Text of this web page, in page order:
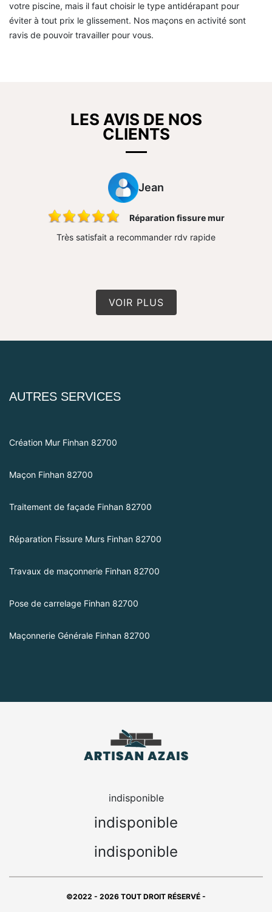
votre piscine, mais il faut choisir le type antidérapant pour
éviter à tout prix le glissement. Nos maçons en activité sont
ravis de pouvoir travailler pour vous.
LES AVIS DE NOS
CLIENTS
Jean
Réparation fissure mur
Très satisfait a recommander rdv rapide
VOIR PLUS
AUTRES SERVICES
Création Mur Finhan 82700
Maçon Finhan 82700
Traitement de façade Finhan 82700
Réparation Fissure Murs Finhan 82700
Travaux de maçonnerie Finhan 82700
Pose de carrelage Finhan 82700
Maçonnerie Générale Finhan 82700
indisponible
indisponible
indisponible
©2022 - 2026 TOUT DROIT RÉSERVÉ -